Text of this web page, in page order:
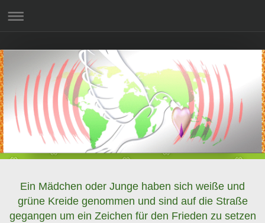
Ein Mädchen oder Junge haben sich weiße und
grüne Kreide genommen und sind auf die Straße
gegangen um ein Zeichen für den Frieden zu setzen